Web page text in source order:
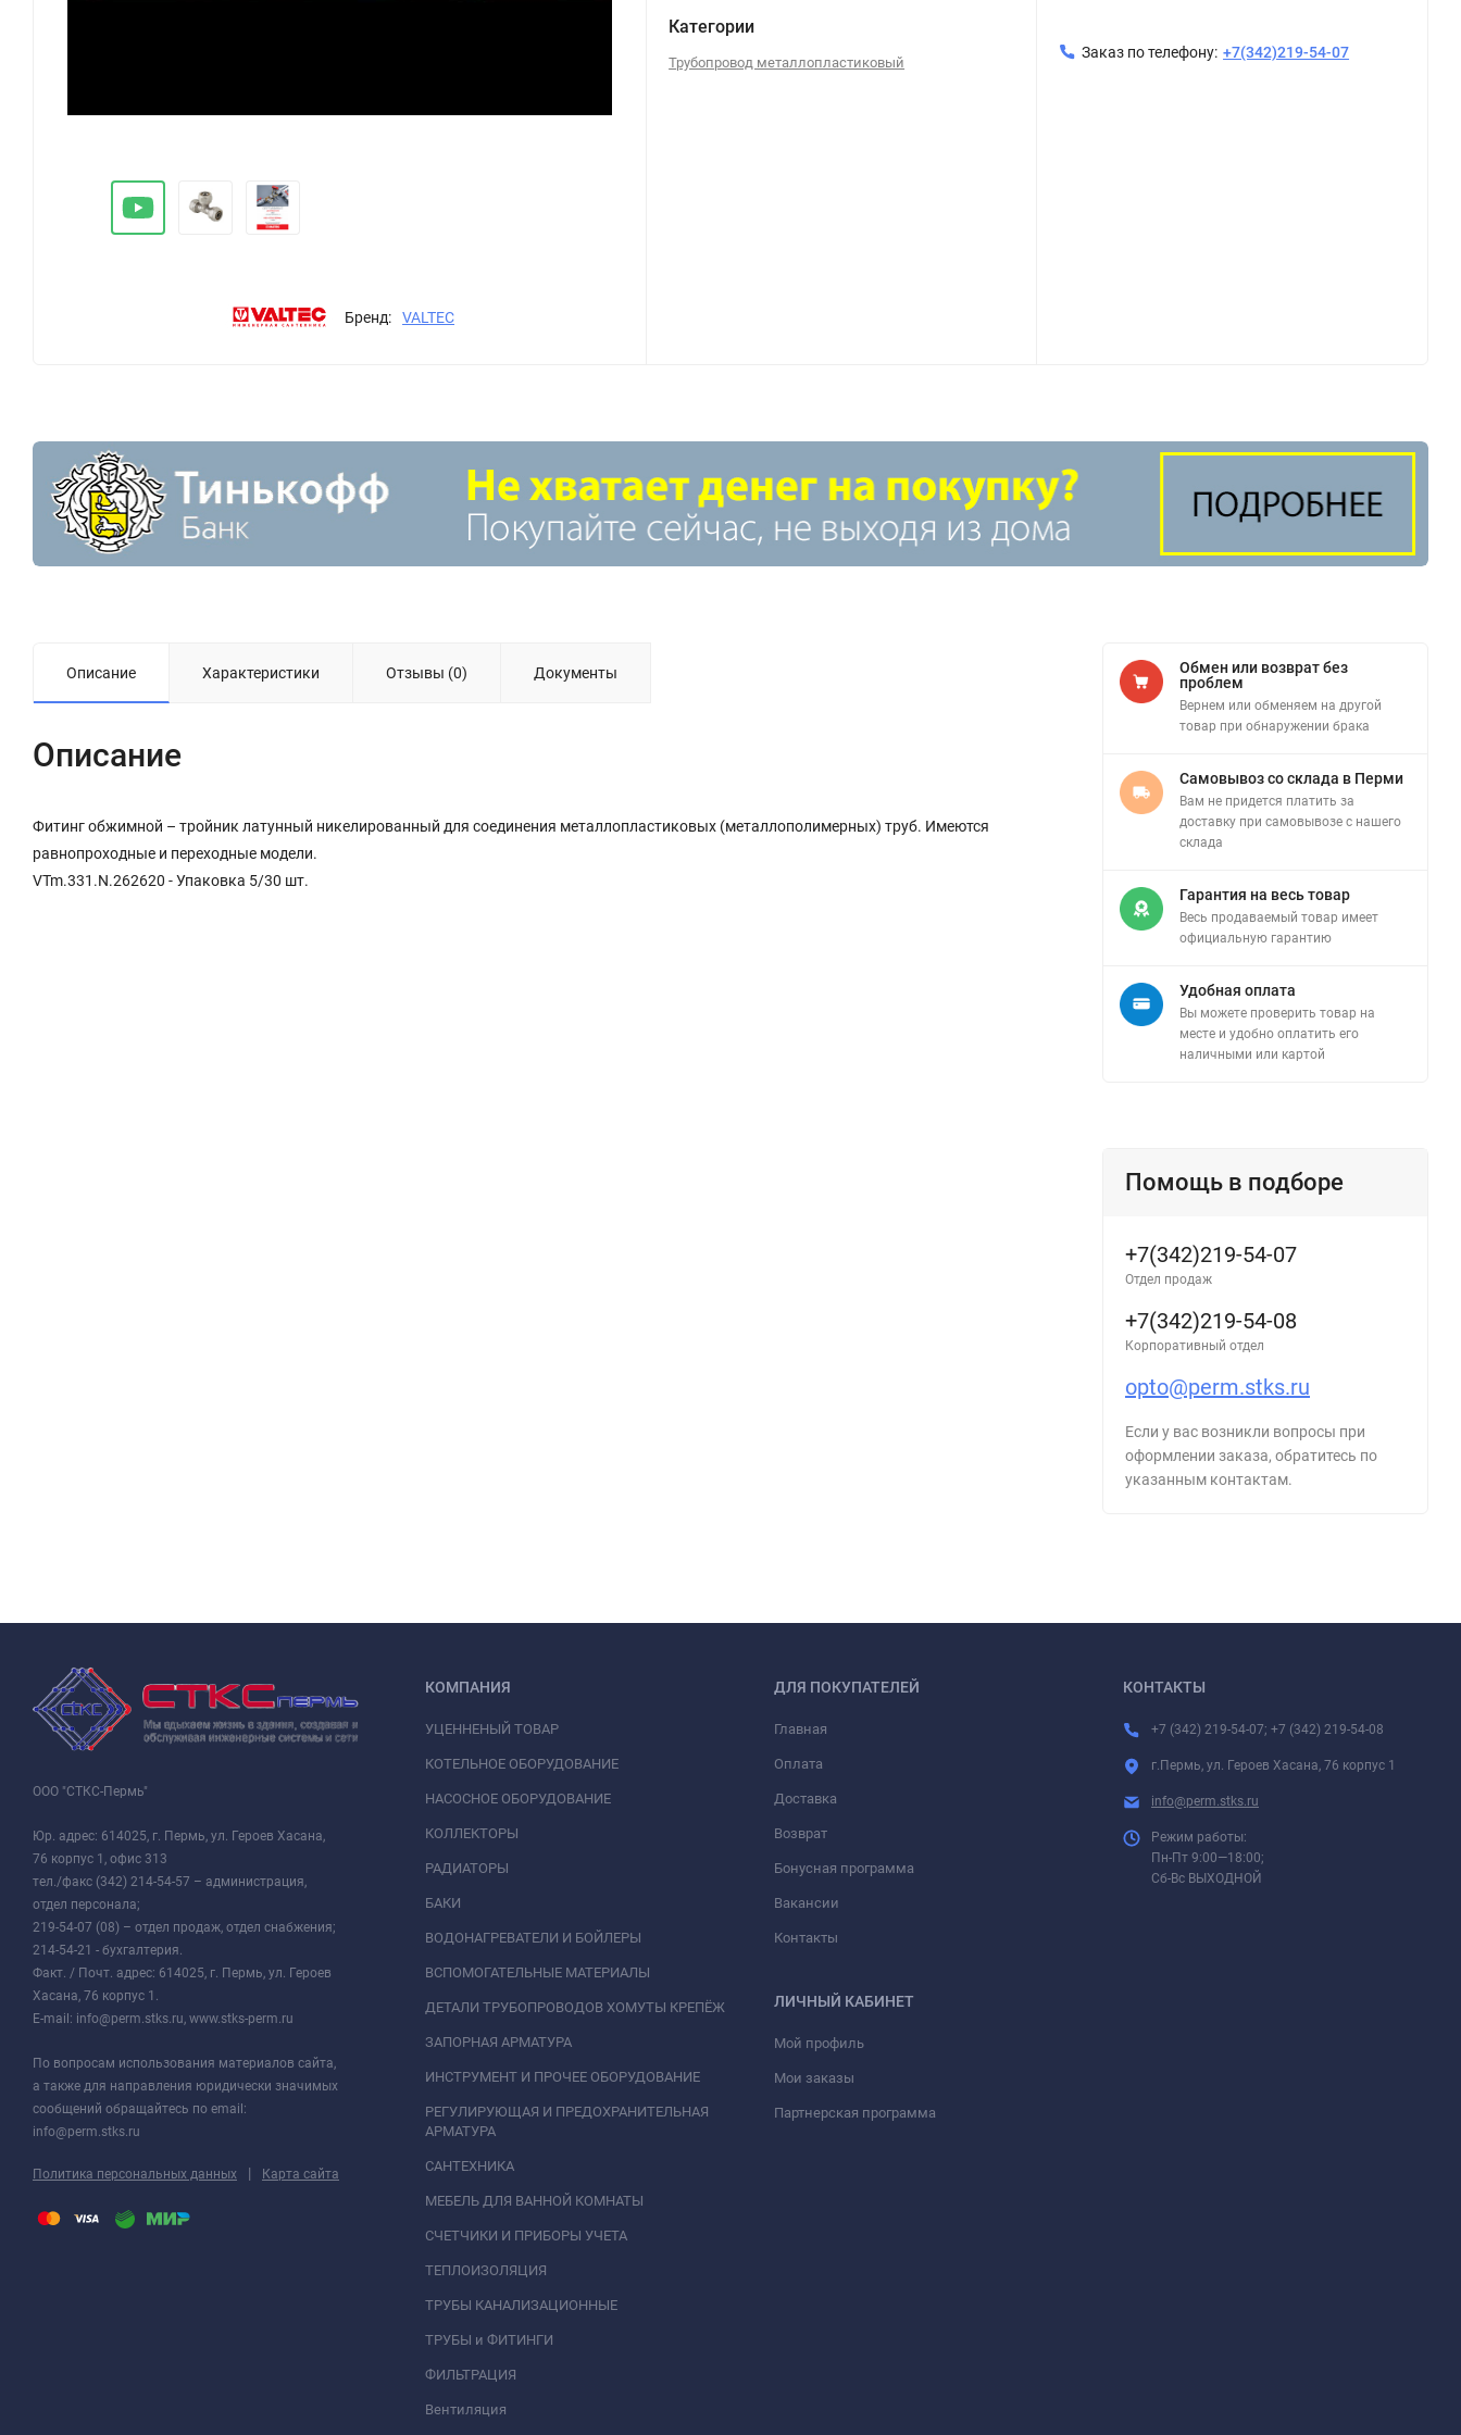
Бренд: VALTEC
Категории
Трубопровод металлопластиковый
Заказ по телефону: +7(342)219-54-07
Описание Характеристики Отзывы (0) Документы
Описание
Фитинг обжимной – тройник латунный никелированный для соединения металлопластиковых (металлополимерных) труб. Имеются
равнопроходные и переходные модели.
VTm.331.N.262620 - Упаковка 5/30 шт.
Обмен или возврат без
проблем
Вернем или обменяем на другой
товар при обнаружении брака
Самовывоз со склада в Перми
Вам не придется платить за
доставку при самовывозе с нашего
склада
Гарантия на весь товар
Весь продаваемый товар имеет
официальную гарантию
Удобная оплата
Вы можете проверить товар на
месте и удобно оплатить его
наличными или картой
Помощь в подборе
+7(342)219-54-07
Отдел продаж
+7(342)219-54-08
Корпоративный отдел
opto@perm.stks.ru
Если у вас возникли вопросы при
оформлении заказа, обратитесь по
указанным контактам.
ООО "СТКС-Пермь"
Юр. адрес: 614025, г. Пермь, ул. Героев Хасана,
76 корпус 1, офис 313
тел./факс (342) 214-54-57 – администрация,
отдел персонала;
219-54-07 (08) – отдел продаж, отдел снабжения;
214-54-21 - бухгалтерия.
Факт. / Почт. адрес: 614025, г. Пермь, ул. Героев
Хасана, 76 корпус 1.
E-mail: info@perm.stks.ru, www.stks-perm.ru
По вопросам использования материалов сайта,
а также для направления юридически значимых
сообщений обращайтесь по email:
info@perm.stks.ru
Политика персональных данных | Карта сайта
КОМПАНИЯ
УЦЕННЕНЫЙ ТОВАР
КОТЕЛЬНОЕ ОБОРУДОВАНИЕ
НАСОСНОЕ ОБОРУДОВАНИЕ
КОЛЛЕКТОРЫ
РАДИАТОРЫ
БАКИ
ВОДОНАГРЕВАТЕЛИ И БОЙЛЕРЫ
ВСПОМОГАТЕЛЬНЫЕ МАТЕРИАЛЫ
ДЕТАЛИ ТРУБОПРОВОДОВ ХОМУТЫ КРЕПЁЖ
ЗАПОРНАЯ АРМАТУРА
ИНСТРУМЕНТ И ПРОЧЕЕ ОБОРУДОВАНИЕ
РЕГУЛИРУЮЩАЯ И ПРЕДОХРАНИТЕЛЬНАЯ
АРМАТУРА
САНТЕХНИКА
МЕБЕЛЬ ДЛЯ ВАННОЙ КОМНАТЫ
СЧЕТЧИКИ И ПРИБОРЫ УЧЕТА
ТЕПЛОИЗОЛЯЦИЯ
ТРУБЫ КАНАЛИЗАЦИОННЫЕ
ТРУБЫ и ФИТИНГИ
ФИЛЬТРАЦИЯ
Вентиляция
ДЛЯ ПОКУПАТЕЛЕЙ
Главная
Оплата
Доставка
Возврат
Бонусная программа
Вакансии
Контакты
ЛИЧНЫЙ КАБИНЕТ
Мой профиль
Мои заказы
Партнерская программа
КОНТАКТЫ
+7 (342) 219-54-07; +7 (342) 219-54-08
г.Пермь, ул. Героев Хасана, 76 корпус 1
info@perm.stks.ru
Режим работы:
Пн-Пт 9:00—18:00;
Сб-Вс ВЫХОДНОЙ